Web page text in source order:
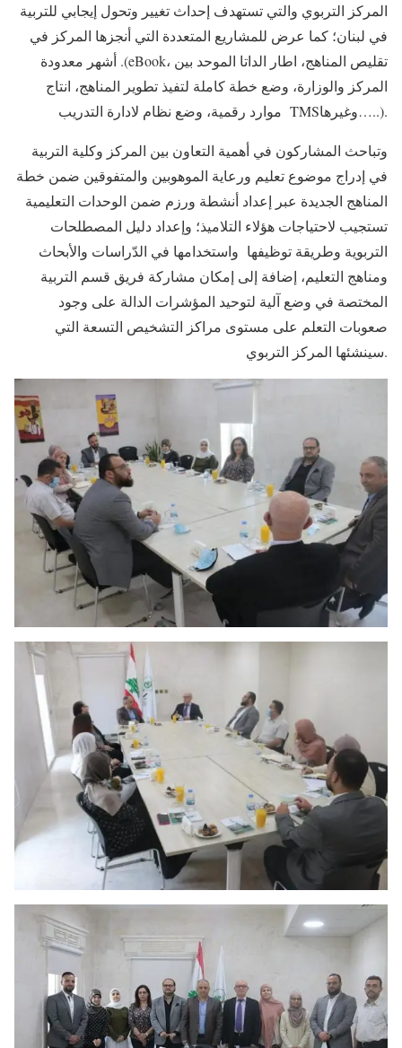
المركز التربوي والتي تستهدف إحداث تغيير وتحول إيجابي للتربية
في لبنان؛ كما عرض للمشاريع المتعددة التي أنجزها المركز في
أشهر معدودة .(eBook، تقليص المناهج، اطار الداتا الموحد بين
المركز والوزارة، وضع خطة كاملة لتفيذ تطوير المناهج، انتاج
موارد رقمية، وضع نظام لادارة التدريب TMSوغيرها…..).
وتباحث المشاركون في أهمية التعاون بين المركز وكلية التربية
في إدراج موضوع تعليم ورعاية الموهوبين والمتفوقين ضمن خطة
المناهج الجديدة عبر إعداد أنشطة ورزم ضمن الوحدات التعليمية
تستجيب لاحتياجات هؤلاء التلاميذ؛ وإعداد دليل المصطلحات
التربوية وطريقة توظيفها واستخدامها في الدّراسات والأبحاث
ومناهج التعليم، إضافة إلى إمكان مشاركة فريق قسم التربية
المختصة في وضع آلية لتوحيد المؤشرات الدالة على وجود
صعوبات التعلم على مستوى مراكز التشخيص التسعة التي
سينشئها المركز التربوي.